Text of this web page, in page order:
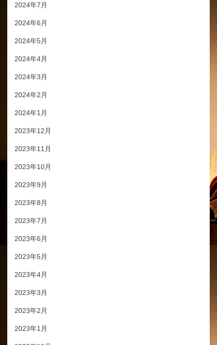
2024年7月
2024年6月
2024年5月
2024年4月
2024年3月
2024年2月
2024年1月
2023年12月
2023年11月
2023年10月
2023年9月
2023年8月
2023年7月
2023年6月
2023年5月
2023年4月
2023年3月
2023年2月
2023年1月